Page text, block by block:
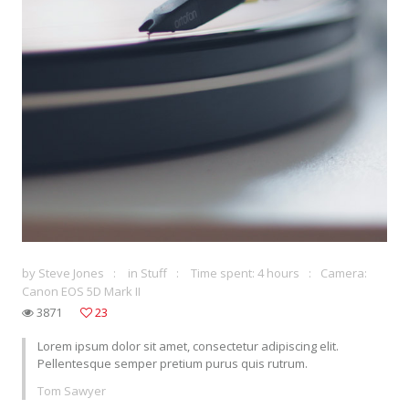
by Steve Jones in Stuff Time spent: 4 hours
Camera:
Canon EOS 5D Mark II
3871
23
Lorem ipsum dolor sit amet, consectetur adipiscing elit.
Pellentesque semper pretium purus quis rutrum.
Tom Sawyer